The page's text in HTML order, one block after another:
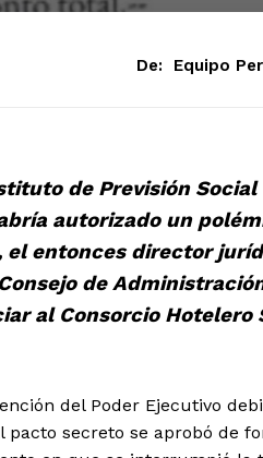
De: Equipo
de Previsión
autorizado un
entonces director
de
al Consorcio Hotelero
del Poder Ejecutivo
secreto se aprobó de